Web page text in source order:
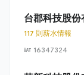
台郡科技股份
117 則薪水情報
16347324